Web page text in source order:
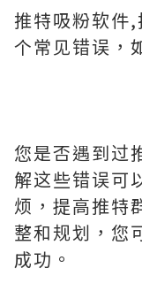
推特吸粉软件
个常见错误，
您是否遇到过
解这些错误可
烦，提高推特
整和规划，您
成功。